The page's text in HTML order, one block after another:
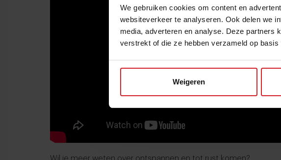
We gebruiken cookies om content en
websiteverkeer te analyseren. Ook delen we
media, adverteren en analyse. Deze partners
verstrekt of die ze hebben verzameld op
Weigeren
Wil je meer weten over ontspannen en tot rust komen?